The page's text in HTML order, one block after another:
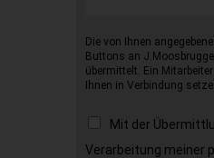
Die von Ihnen
Buttons an
übermittelt. Ein
Ihnen in Verbindung
Mit der
Verarbeitung meiner